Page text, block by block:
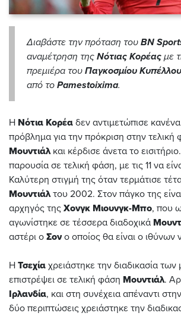
Διαβάστε την πρόταση του BN
αναμέτρηση της Νότιας Κορέας με
πρεμιέρα του Παγκοσμίου Κυπέλλου
από το Pamestoixima.
Η Νότια Κορέα δεν αντιμετώπισε
πρόβλημα για την πρόκριση στην τελική
Μουντιάλκαι κέρδισε άνετα το
παρουσία σε τελική φάση, με τις 11 να
Καλύτερη στιγμή της όταν τερμάτισε
Μουντιάλτου 2002. Στον πάγκο της
αρχηγός της Χονγκ Μιουνγκ-Μπο, που
αγωνίστηκε σε τέσσερα διαδοχικά
αστέρι ο Σον ο οποίος θα είναι ο
H Τσεχία χρειάστηκε την διαδικασία
επιστρέψει σε τελική φάση Μουντιάλ.
Ιρλανδία, και στη συνέχεια απέναντι
δύο περιπτώσεις χρειάστηκε την